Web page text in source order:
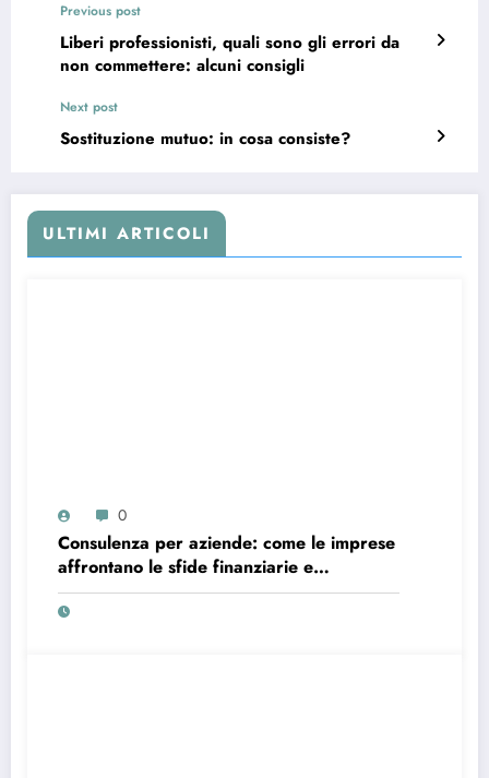
Previous post
Liberi professionisti, quali sono gli errori da
non commettere: alcuni consigli
Next post
Sostituzione mutuo: in cosa consiste?
ULTIMI ARTICOLI
0
Consulenza per aziende: come le imprese
affrontano le sfide finanziarie e
strategiche nel contesto attuale